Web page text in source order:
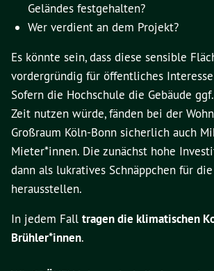
Geländes festgehalten?
Wer verdient an dem Projekt?
Es könnte sein, dass diese sensible
vordergründig für öffentliches
Sofern die Hochschule die Gebäude
Zeit nutzen würde, fänden bei der
Großraum Köln-Bonn sicherlich auch
Mieter*innen. Die zunächst hohe
dann als lukratives Schnäppchen für
herausstellen.
In jedem Fall tragen die klimatischen
Brühler*innen.